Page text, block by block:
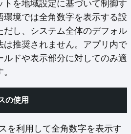
トを地域設定に基づいて制御す
環境では全角数字を表示する設
だし、システム全体のデフォル
は推奨されません。アプリ内で
ドや表示部分に対してのみ適
の使用
を利用して全角数字を表示す